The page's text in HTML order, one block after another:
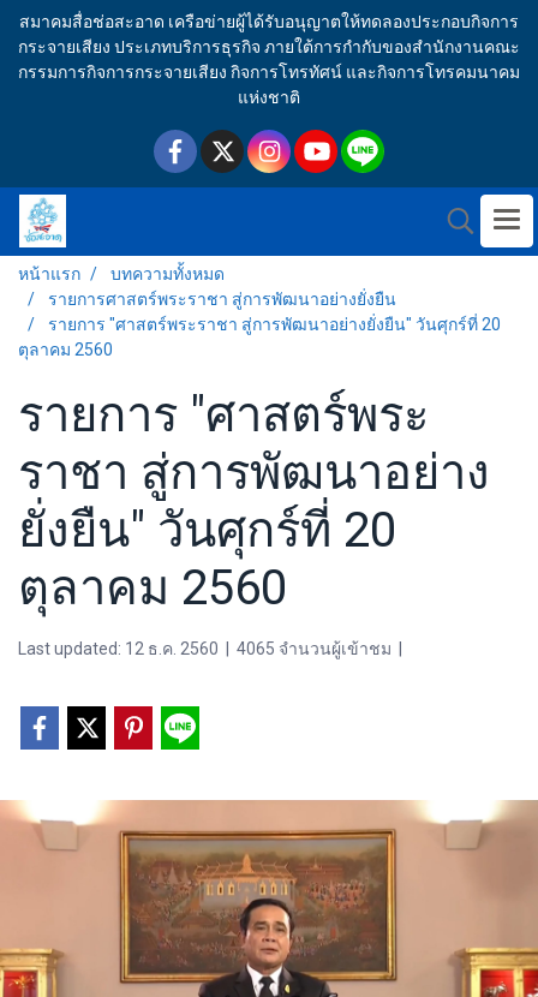
สมาคมสื่อช่อสะอาด เครือข่ายผู้ได้รับอนุญาตให้ทดลองประกอบกิจการ
กระจายเสียง ประเภทบริการธุรกิจ ภายใต้การกำกับของสำนักงานคณะ
กรรมการกิจการกระจายเสียง กิจการโทรทัศน์ และกิจการโทรคมนาคม
แห่งชาติ
หน้าแรก
บทความทั้งหมด
รายการศาสตร์พระราชา สู่การพัฒนาอย่างยั่งยืน
รายการ "ศาสตร์พระราชา สู่การพัฒนาอย่างยั่งยืน" วันศุกร์ที่ 20
ตุลาคม 2560
รายการ "ศาสตร์พระ
ราชา สู่การพัฒนาอย่าง
ยั่งยืน" วันศุกร์ที่ 20
ตุลาคม 2560
Last updated: 12 ธ.ค. 2560 4065 จำนวนผู้เข้าชม